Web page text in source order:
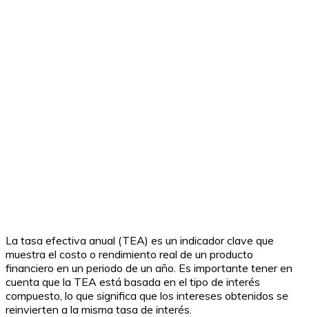
La tasa efectiva anual (TEA) es un indicador clave que
muestra el costo o rendimiento real de un producto
financiero en un periodo de un año. Es importante tener en
cuenta que la TEA está basada en el tipo de interés
compuesto, lo que significa que los intereses obtenidos se
reinvierten a la misma tasa de interés.